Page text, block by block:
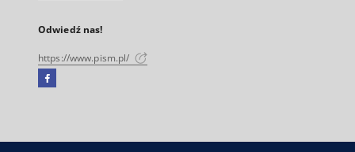
Odwiedź nas!
https://www.pism.pl/
Facebook
się